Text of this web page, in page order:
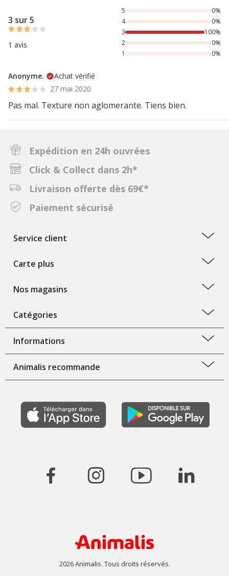
3 sur 5
1 avis
100% des personnes lont noté avec {1} étoiles,
5
0%
4
0%
3
100%
2
0%
1
0%
Anonyme.
Achat vérifié
27 mai 2020
Pas mal. Texture non aglomerante. Tiens bien.
Expédition en 24h ouvrées
Click & Collect dans 2h*
Livraison offerte dès 69€*
Paiement sécurisé
Service client
Carte plus
Nos magasins
Catégories
Informations
Animalis recommande
2026 Animalis. Tous droits réservés.